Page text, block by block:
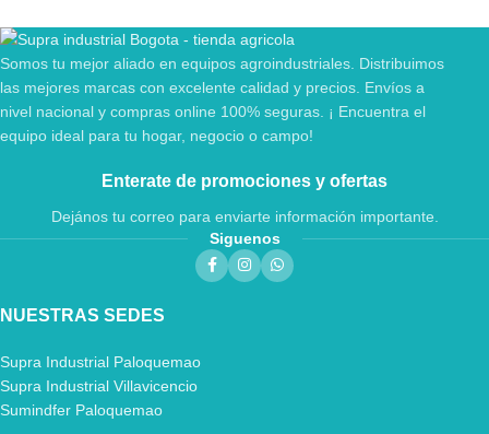
Somos tu mejor aliado en equipos agroindustriales. Distribuimos
las mejores marcas con excelente calidad y precios. Envíos a
nivel nacional y compras online 100% seguras. ¡ Encuentra el
equipo ideal para tu hogar, negocio o campo!
Enterate de promociones y ofertas
Dejános tu correo para enviarte información importante.
Siguenos
NUESTRAS SEDES
Supra Industrial Paloquemao
Supra Industrial Villavicencio
Sumindfer Paloquemao